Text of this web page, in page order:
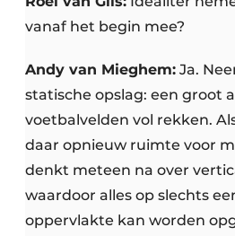
vanaf het begin mee?
Andy van Mieghem: Ja.
statische opslag: een groot
voetbalvelden vol rekken.
daar opnieuw ruimte voor
denkt meteen na over
waardoor alles op slechts
oppervlakte kan worden